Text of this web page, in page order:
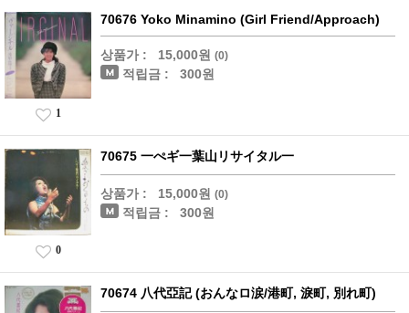
70676 Yoko Minamino (Girl Friend/Approach)
상품가 : 15,000원 (0)
적립금 : 300원
1
70675 一ぺギ一葉山リサイタル一
상품가 : 15,000원 (0)
적립금 : 300원
0
70674 八代亞記 (おんなロ涙/港町, 淚町, 別れ町)